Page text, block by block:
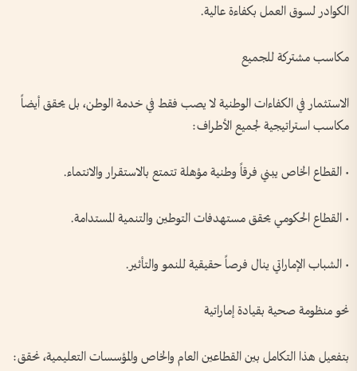
الكوادر لسوق العمل بكفاءة عالية.
مكاسب مشتركة للجميع
الاستثمار في الكفاءات الوطنية لا يصب فقط في خدمة الوطن، بل يحقق أيضاً
مكاسب استراتيجية لجميع الأطراف:
• القطاع الخاص يبني فرقاً وطنية مؤهلة تتمتع بالاستقرار والانتماء.
• القطاع الحكومي يحقق مستهدفات التوطين والتنمية المستدامة.
• الشباب الإماراتي ينال فرصاً حقيقية للنمو والتأثير.
نحو منظومة صحية بقيادة إماراتية
بتفعيل هذا التكامل بين القطاعين العام والخاص والمؤسسات التعليمية، نحقق: